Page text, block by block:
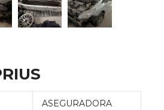
ASEGURADORA